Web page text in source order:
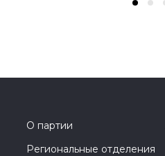
О партии
Региональные отделения